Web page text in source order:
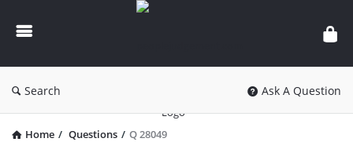
peoplejudgement.com
Search Ask A Question
Home / Questions / Q 28049